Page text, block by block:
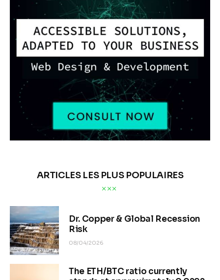
ARTICLES LES PLUS POPULAIRES
Dr. Copper & Global Recession
Risk
08/04/2026
The ETH/BTC ratio currently